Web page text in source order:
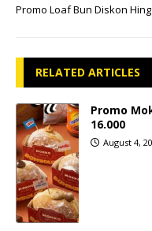
Promo Loaf Bun Diskon
RELATED ARTICLES
Promo
16.000
August 4,